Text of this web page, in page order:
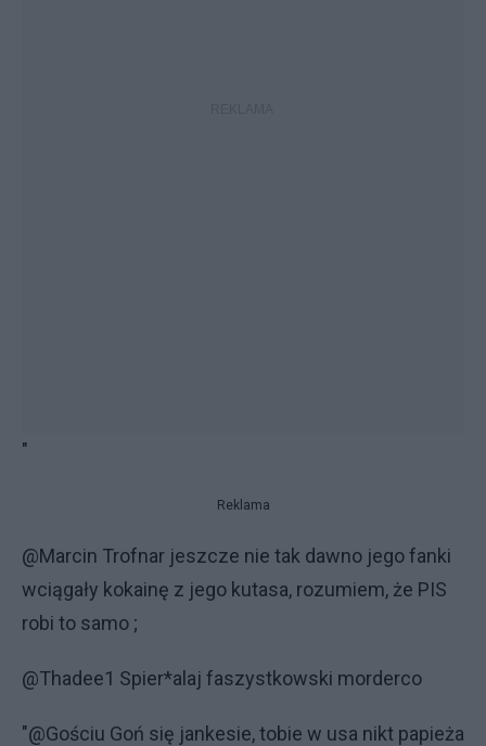
"
Reklama
@Marcin Trofnar jeszcze nie tak dawno jego fanki
wciągały kokainę z jego kutasa, rozumiem, że PIS
robi to samo ;
@Thadee1 Spier*alaj faszystkowski morderco
"@Gościu Goń się jankesie, tobie w usa nikt papieża